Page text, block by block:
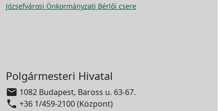
Józsefvárosi Önkormányzati Bérlői csere
Polgármesteri Hivatal
 1082 Budapest, Baross u. 63-67.
 +36 1/459-2100 (Központ)